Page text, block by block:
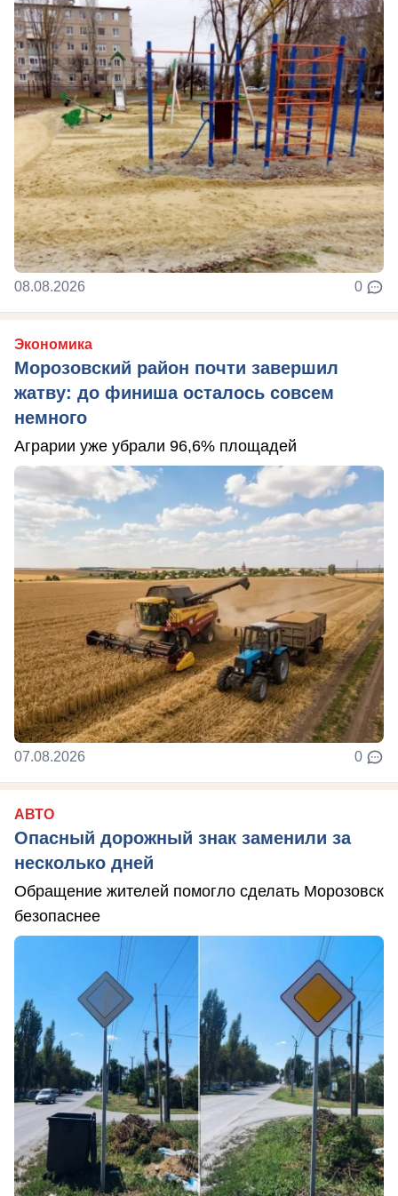
08.08.2026 0
Экономика
Морозовский район почти завершил
жатву: до финиша осталось совсем
немного
Аграрии уже убрали 96,6% площадей
07.08.2026 0
АВТО
Опасный дорожный знак заменили за
несколько дней
Обращение жителей помогло сделать Морозовск
безопаснее